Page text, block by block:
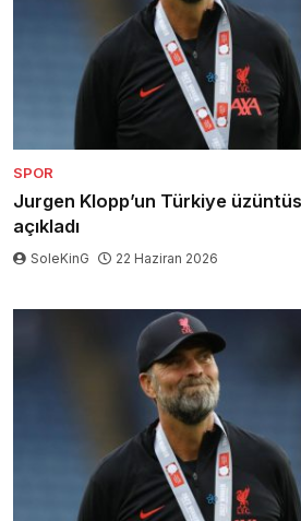
SPOR
Jurgen Klopp’un Türkiye
açıkladı
SoleKinG 22 Haziran 2026